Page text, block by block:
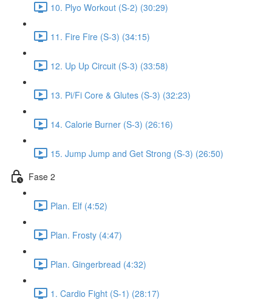
10. Plyo Workout (S-2) (30:29)
11. Fire Fire (S-3) (34:15)
12. Up Up Circuit (S-3) (33:58)
13. Pi/Fi Core & Glutes (S-3) (32:23)
14. Calorie Burner (S-3) (26:16)
15. Jump Jump and Get Strong (S-3) (26:50)
Fase 2
Plan. Elf (4:52)
Plan. Frosty (4:47)
Plan. Gingerbread (4:32)
1. Cardio Fight (S-1) (28:17)